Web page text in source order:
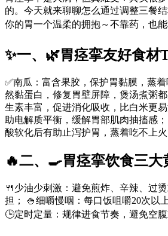
的。今天就来聊聊怎么通过调整三餐
你的胃一个温柔的拥抱～不靠药，也
✨一、🌿胃痉挛友好食材
✅南瓜：富含果胶，保护胃黏膜，蒸
然黏蛋白，修复胃壁屏障，煲汤煮粥
生素丰富，促进消化吸收，比白米更
助电解质平衡，缓解胃部肌肉抽搐感
酸软化后有助止泻护胃，蒸着吃不上火
🔥二、🍳胃痉挛饮食三大
🍴少油少刺激：避免煎炸、辛辣、过
担； 🍚细嚼慢咽：每口饭咀嚼20次以
🕒定时定量：规律进食节奏，避免空